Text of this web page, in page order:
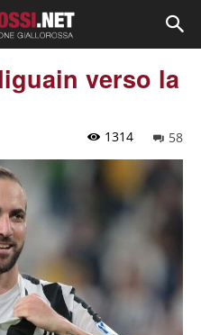
verso la
58
1314